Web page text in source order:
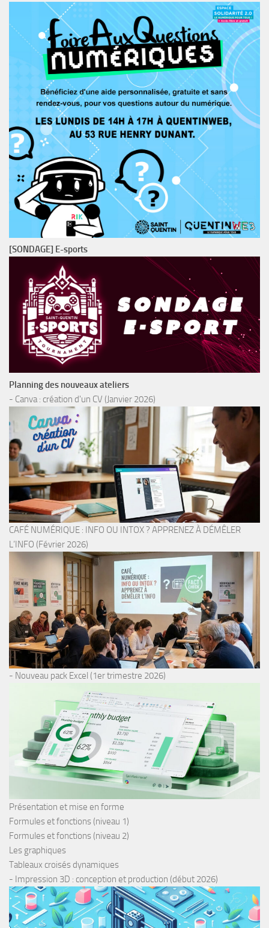
[SONDAGE] E-sports
Planning des nouveaux ateliers
- Canva : création d'un CV (Janvier 2026)
CAFÉ NUMÉRIQUE : INFO OU INTOX ? APPRENEZ À DÉMÊLER
L’INFO (Février 2026)
- Nouveau pack Excel (1er trimestre 2026)
Présentation et mise en forme
Formules et fonctions (niveau 1)
Formules et fonctions (niveau 2)
Les graphiques
Tableaux croisés dynamiques
- Impression 3D : conception et production (début 2026)